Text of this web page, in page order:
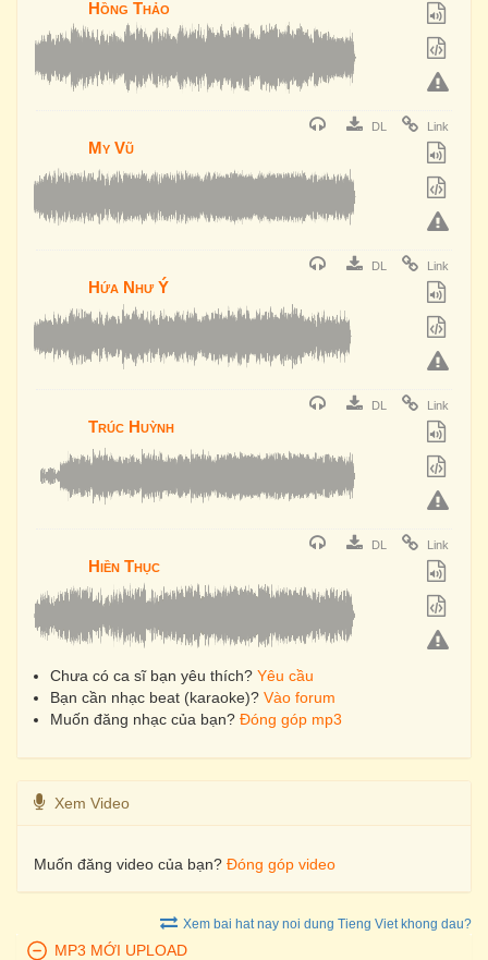
Hồng Thảo
DL Link
My Vũ
DL Link
Hứa Như Ý
DL Link
Trúc Huỳnh
DL Link
Hiền Thục
Chưa có ca sĩ bạn yêu thích? Yêu cầu
Bạn cần nhạc beat (karaoke)? Vào forum
Muốn đăng nhạc của bạn? Đóng góp mp3
Xem Video
Muốn đăng video của bạn? Đóng góp video
Xem bai hat nay noi dung Tieng Viet khong dau?
MP3 MỚI UPLOAD